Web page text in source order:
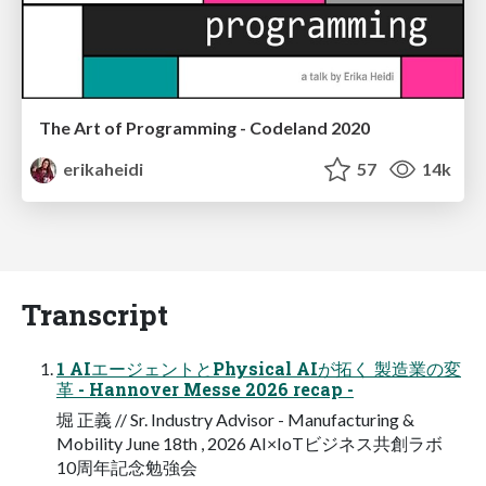
The Art of Programming - Codeland 2020
erikaheidi
57 14k
Transcript
1 AIエージェントとPhysical AIが拓く 製造業の変
革 - Hannover Messe 2026 recap -
堀 正義 // Sr. Industry Advisor - Manufacturing &
Mobility June 18th , 2026 AI×IoTビジネス共創ラボ
10周年記念勉強会